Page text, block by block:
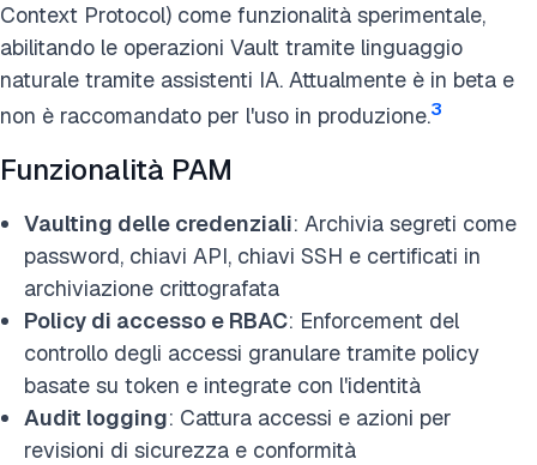
Context Protocol) come funzionalità sperimentale,
abilitando le operazioni Vault tramite linguaggio
naturale tramite assistenti IA. Attualmente è in beta e
non è raccomandato per l'uso in produzione.3
Funzionalità PAM
Vaulting delle credenziali: Archivia segreti come
password, chiavi API, chiavi SSH e certificati in
archiviazione crittografata
Policy di accesso e RBAC: Enforcement del
controllo degli accessi granulare tramite policy
basate su token e integrate con l'identità
Audit logging: Cattura accessi e azioni per
revisioni di sicurezza e conformità